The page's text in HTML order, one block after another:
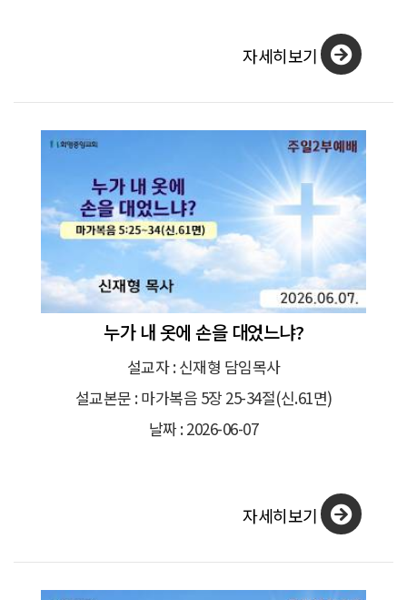
자세히보기
누가 내 옷에 손을 대었느냐?
설교자 : 신재형 담임목사
설교본문 : 마가복음 5장 25-34절(신.61면)
날짜 : 2026-06-07
자세히보기